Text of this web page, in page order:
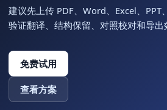
建议先上传 PDF、Word、Excel、PPT
验证翻译、结构保留、对照校对和导出
免费试用
查看方案